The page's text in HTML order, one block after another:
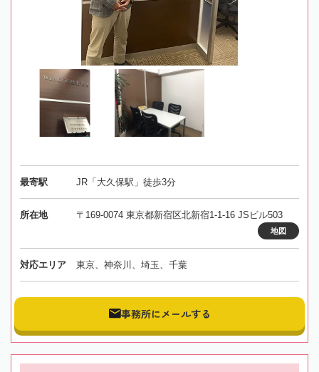
最寄駅 JR「大久保駅」徒歩3分
所在地 〒169-0074 東京都新宿区北新宿1-1-16 JSビル503
地図
対応エリア 東京、神奈川、埼玉、千葉
事務所にメールする